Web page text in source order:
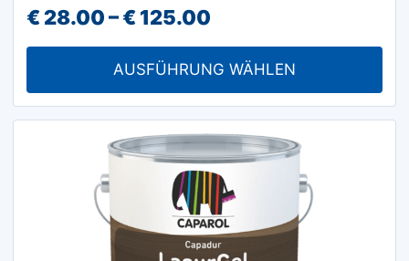
€28.00–€125.00
€ 28.00
bis
€ 125.00
AUSFÜHRUNG WÄHLEN
Varianten
auf.
Optionen
können
Produktseite